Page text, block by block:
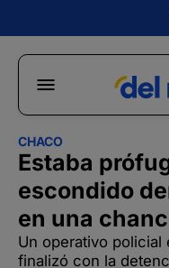
CHACO
Estaba
escondido
en una
Un operativo policial
finalizó con la